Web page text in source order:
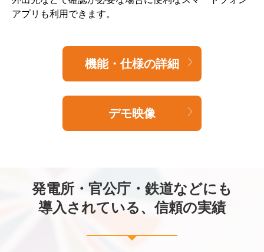
アプリも利用できます。
機能・仕様の詳細
デモ映像
発電所・官公庁・鉄道などにも
導入されている、信頼の実績